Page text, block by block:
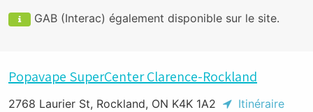
GAB (Interac) également disponible sur le site.
Popavape SuperCenter Clarence-Rockland
2768 Laurier St, Rockland, ON K4K 1A2 Itinéraire